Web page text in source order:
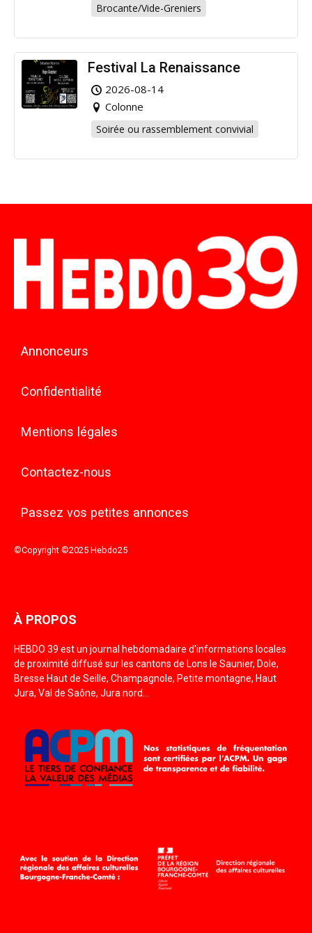
Brocante/Vide-Greniers
Festival La Renaissance
2026-08-14
Colonne
Soirée ou rassemblement convivial